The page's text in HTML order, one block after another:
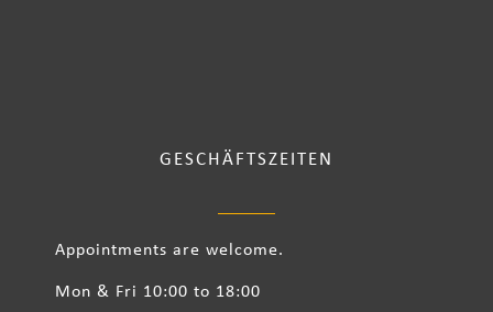
GESCHÄFTSZEITEN
Appointments are welcome.
Mon & Fri 10:00 to 18:00